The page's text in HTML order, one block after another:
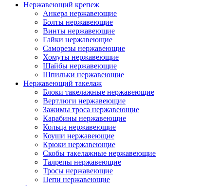
Нержавеющий крепеж
Анкера нержавеющие
Болты нержавеющие
Винты нержавеющие
Гайки нержавеющие
Саморезы нержавеющие
Хомуты нержавеющие
Шайбы нержавеющие
Шпильки нержавеющие
Нержавеющий такелаж
Блоки такелажные нержавеющие
Вертлюги нержавеющие
Зажимы троса нержавеющие
Карабины нержавеющие
Кольца нержавеющие
Коуши нержавеющие
Крюки нержавеющие
Скобы такелажные нержавеющие
Талрепы нержавеющие
Тросы нержавеющие
Цепи нержавеющие